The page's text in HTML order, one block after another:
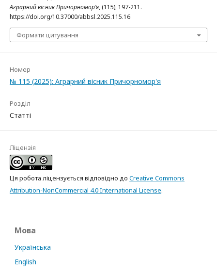
Аграрний вісник Причорномор’я, (115), 197-211.
https://doi.org/10.37000/abbsl.2025.115.16
Формати цитування
Номер
№ 115 (2025): Аграрний вісник Причорномор'я
Розділ
Статті
Ліцензія
Ця робота ліцензується відповідно до Creative Commons
Attribution-NonCommercial 4.0 International License.
Мова
Українська
English